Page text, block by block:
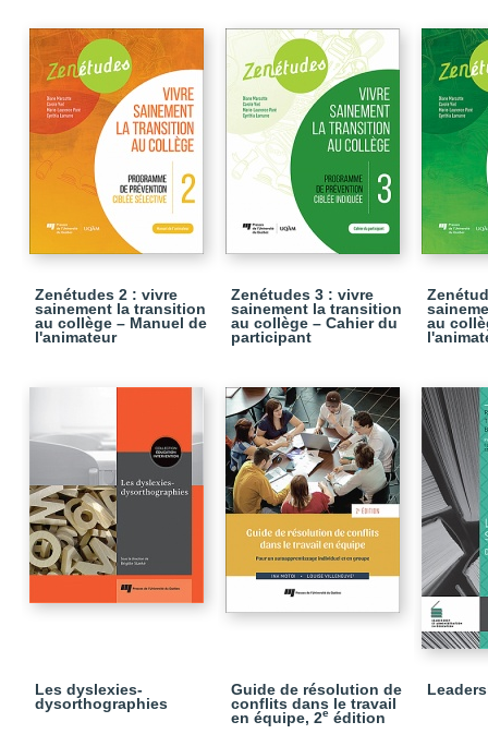
Zenétudes 2 : vivre
sainement la transition
au collège – Manuel de
l'animateur
Zenétudes 3 : vivre
sainement la transition
au collège – Cahier du
participant
au
Les dyslexies-
dysorthographies
Guide de résolution de
conflits dans le travail
en équipe, 2e édition